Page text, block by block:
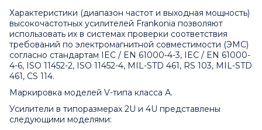
Характеристики (диапазон частот и выходная мощность)
высокочастотных усилителей Frankonia позволяют
использовать их в системах проверки соответствия
требований по электромагнитной совместимости (ЭМС)
согласно стандартам IEC / EN 61000-4-3, IEC / EN 61000-
4-6, ISO 11452-2, ISO 11452-4, MIL-STD 461, RS 103, MIL-STD
461, CS 114.
Маркировка моделей V-типа класса А.
Усилители в типоразмерах 2U и 4U представлены
следующими моделями: